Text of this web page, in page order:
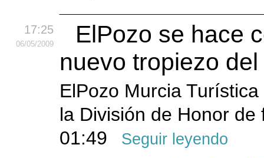
17:25
06/05/2009
ElPozo se hace
nuevo tropiezo
ElPozo Murcia
la División de Honor
01:49
Seguir leyendo